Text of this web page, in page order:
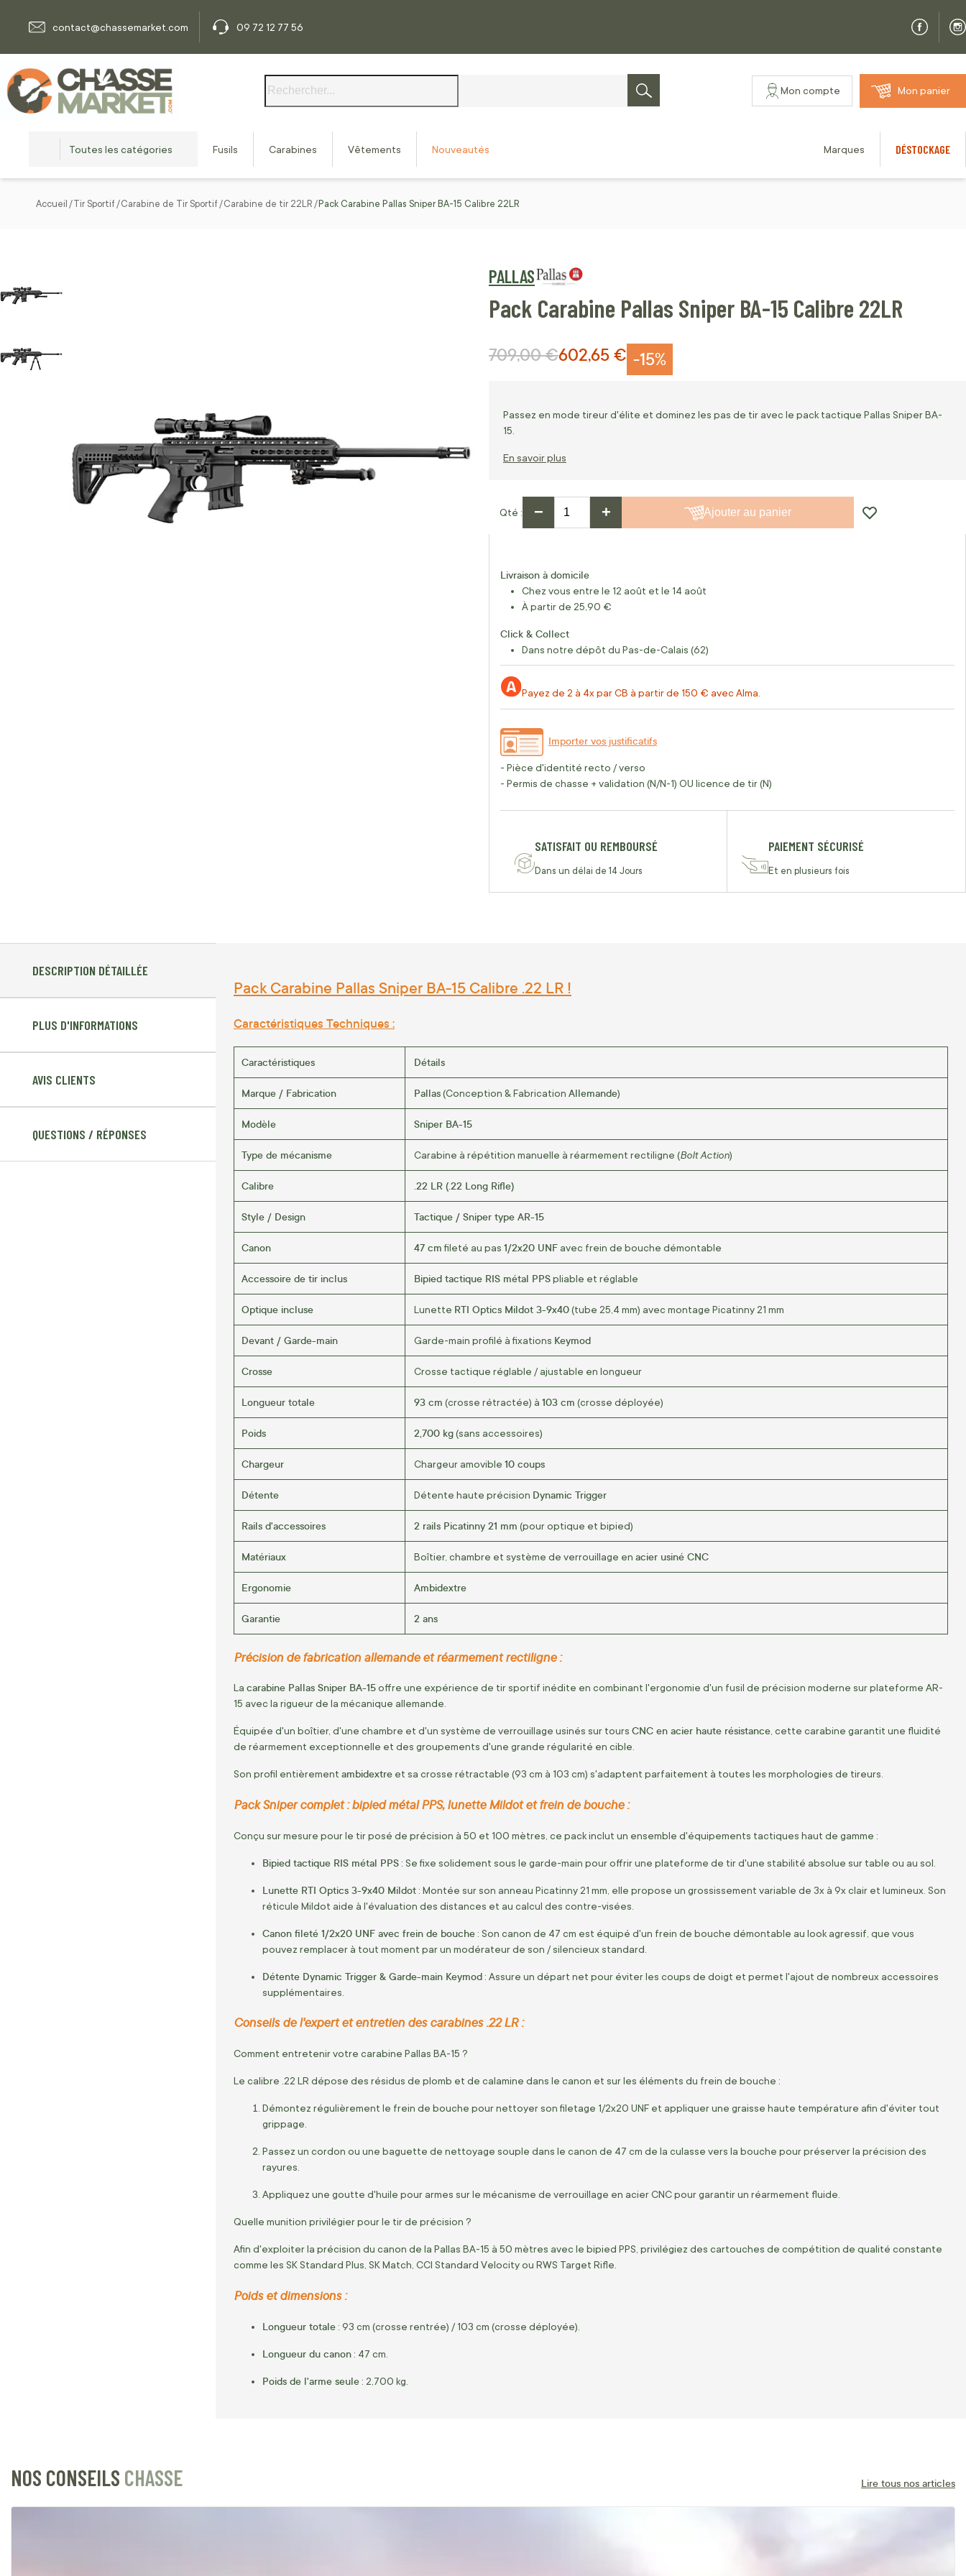
contact@chassemarket.com
09 72 12 77 56
Rechercher
Mon compte Mon panier
Toutes les catégories Fusils Carabines Vêtements Nouveautés Marques DÉSTOCKAGE
Accueil Tir Sportif Carabine de Tir Sportif Carabine de tir 22LR Pack Carabine Pallas Sniper BA-15 Calibre 22LR
PALLAS
Pack Carabine Pallas Sniper BA-15 Calibre 22LR
-15%
Prix Spécial
602,65 €
Prix normal
709,00 €
Passez en mode tireur d'élite et dominez les pas de tir avec le pack tactique Pallas Sniper BA-
15.
En savoir plus
Qté − + Ajouter au panier
Livraison à domicile
Chez vous entre le 12 août et le 14 août
À partir de 25,90 €
Click & Collect
Dans notre dépôt du Pas-de-Calais (62)
Payez de 2 à 4x par CB à partir de 150 € avec Alma.
Importer vos justificatifs
- Pièce d'identité recto / verso
- Permis de chasse + validation (N/N-1) OU licence de tir (N)
SATISFAIT OU REMBOURSÉ
Dans un délai de 14 Jours
PAIEMENT SÉCURISÉ
Et en plusieurs fois
DESCRIPTION DÉTAILLÉE
PLUS D'INFORMATIONS
AVIS CLIENTS
QUESTIONS / RÉPONSES
Pack Carabine Pallas Sniper BA-15 Calibre .22 LR !
Caractéristiques Techniques :
Caractéristiques Détails
Marque / Fabrication Pallas(Conception & Fabrication Allemande)
Modèle Sniper BA-15
Type de mécanisme Carabine à répétition manuelle à réarmement rectiligne (Bolt Action)
Calibre .22 LR (.22 Long Rifle)
Style / Design Tactique / Sniper type AR-15
Canon 47 cm fileté au pas 1/2x20 UNF avec frein de bouche démontable
Accessoire de tir inclus Bipied tactique RIS métal PPSpliable et réglable
Optique incluse Lunette RTI Optics Mildot 3-9x40(tube 25,4 mm) avec montage Picatinny 21 mm
Devant / Garde-main Garde-main profilé à fixations Keymod
Crosse Crosse tactique réglable / ajustable en longueur
Longueur totale 93 cm (crosse rétractée) à 103 cm (crosse déployée)
Poids 2,700 kg(sans accessoires)
Chargeur Chargeur amovible 10 coups
Détente Détente haute précision Dynamic Trigger
Rails d'accessoires 2 rails Picatinny 21 mm (pour optique et bipied)
Matériaux Boîtier, chambre et système de verrouillage en acier usiné CNC
Ergonomie Ambidextre
Garantie 2 ans
Précision de fabrication allemande et réarmement rectiligne :
La carabine Pallas Sniper BA-15offre une expérience de tir sportif inédite en combinant l'ergonomie d'un fusil de précision moderne sur plateforme AR-
15 avec la rigueur de la mécanique allemande.
Équipée d'un boîtier, d'une chambre et d'un système de verrouillage usinés sur tours CNC en acier haute résistance, cette carabine garantit une fluidité
de réarmement exceptionnelle et des groupements d'une grande régularité en cible.
Son profil entièrement ambidextre et sa crosse rétractable (93 cm à 103 cm) s'adaptent parfaitement à toutes les morphologies de tireurs.
Pack Sniper complet : bipied métal PPS, lunette Mildot et frein de bouche :
Conçu sur mesure pour le tir posé de précision à 50 et 100 mètres, ce pack inclut un ensemble d'équipements tactiques haut de gamme :
Bipied tactique RIS métal PPS : Se fixe solidement sous le garde-main pour offrir une plateforme de tir d'une stabilité absolue sur table ou au sol.
Lunette RTI Optics 3-9x40 Mildot : Montée sur son anneau Picatinny 21 mm, elle propose un grossissement variable de 3x à 9x clair et lumineux. Son
réticule Mildot aide à l'évaluation des distances et au calcul des contre-visées.
Canon fileté 1/2x20 UNF avec frein de bouche : Son canon de 47 cm est équipé d'un frein de bouche démontable au look agressif, que vous
pouvez remplacer à tout moment par un modérateur de son / silencieux standard.
Détente Dynamic Trigger & Garde-main Keymod : Assure un départ net pour éviter les coups de doigt et permet l'ajout de nombreux accessoires
supplémentaires.
Conseils de l'expert et entretien des carabines .22 LR :
Comment entretenir votre carabine Pallas BA-15 ?
Le calibre .22 LR dépose des résidus de plomb et de calamine dans le canon et sur les éléments du frein de bouche :
Démontez régulièrement le frein de bouche pour nettoyer son filetage 1/2x20 UNF et appliquer une graisse haute température afin d'éviter tout
grippage.
Passez un cordon ou une baguette de nettoyage souple dans le canon de 47 cm de la culasse vers la bouche pour préserver la précision des
rayures.
Appliquez une goutte d'huile pour armes sur le mécanisme de verrouillage en acier CNC pour garantir un réarmement fluide.
Quelle munition privilégier pour le tir de précision ?
Afin d'exploiter la précision du canon de la Pallas BA-15 à 50 mètres avec le bipied PPS, privilégiez des cartouches de compétition de qualité constante
comme les SK Standard Plus, SK Match, CCI Standard Velocity ou RWS Target Rifle.
Poids et dimensions :
Longueur totale : 93 cm (crosse rentrée) / 103 cm (crosse déployée).
Longueur du canon : 47 cm.
Poids de l'arme seule : 2,700 kg.
NOS CONSEILS CHASSE Lire tous nos articles